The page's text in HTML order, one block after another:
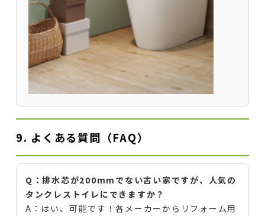
9. よくある質問（FAQ）
Q：排水芯が200mmでない古い家ですが、人気の
タンクレストイレにできますか？
A：はい、可能です！各メーカーからリフォーム用